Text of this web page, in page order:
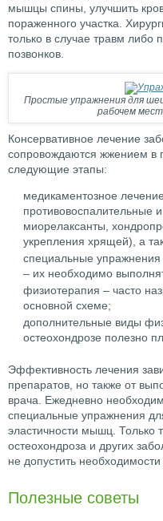
мышцы спины, улучшить
пораженного участка.
только в случае травм либо
позвонков.
Простые упражнения для
рабочем
Консервативное лечение
сопровождаются жжением в
следующие этапы:
медикаментозное
противовоспалительные
миорелаксанты,
укрепления хрящей), а
специальные
– их необходимо
физиотерапия – часто
основной схеме;
дополнительные виды
остеохондрозе полезно
Эффективность лечения
препаратов, но также от
врача. Ежедневно
специальные упражнения
эластичности мышц. Только
остеохондроза и других
не допустить необходимости
Полезные советы